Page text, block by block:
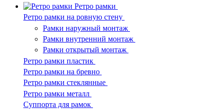
Ретро рамки
Ретро рамки на ровную стену
Рамки наружный монтаж
Рамки внутренний монтаж
Рамки открытый монтаж
Ретро рамки пластик
Ретро рамки на бревно
Ретро рамки стеклянные
Ретро рамки металл
Суппорта для рамок